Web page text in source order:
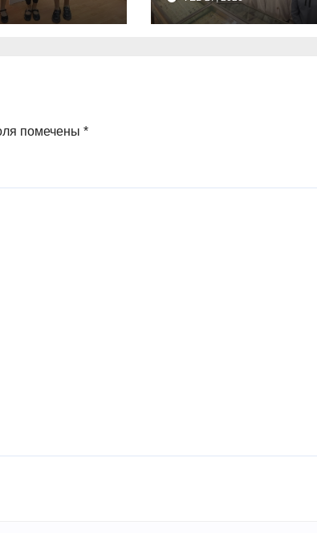
обучающиеся
9а,8,9б классов
помечены *